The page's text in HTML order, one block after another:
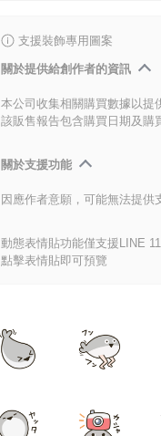
支援裝飾專用圖案
關於提供給創作者的資訊
本公司收集相關購買數據以提
該販售報告包含購買日期及購
關於支援功能
因應作者意願，可能無法提供
動態表情貼功能僅支援LINE
點擊表情貼即可預覽